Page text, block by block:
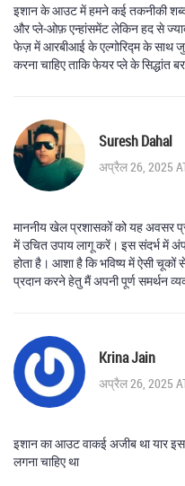
इशान के आउट में हमने कई तकनीकी
और प्ले‑ओफ़ एन्हांसमेंट लेकिन हद से
फेज़ में आरबीआई के एल्गोरिद्म के साथ
करना चाहिए ताकि फेयर प्ले के सिद्धांत
Suresh Dahal
अप्रैल 26, 2025
माननीय खेल प्रशासकों को यह अवसर
में उचित उपाय लागू करें। इस संदर्भ में
होता है। आशा है कि भविष्य में ऐसी चूकों
प्रदान करने हेतु मैं अपनी पूर्ण समर्थन
Krina Jain
अप्रैल 26, 2025
इशान का आउट वाकई अजीब था यार
लगना चाहिए था